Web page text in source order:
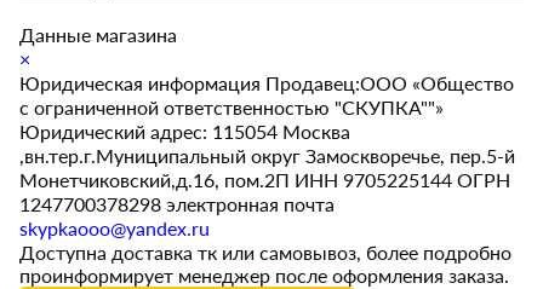
Данные магазина
×
Юридическая информация Продавец:ООО «Общество
с ограниченной ответственностью "СКУПКА""»
Юридический адрес: 115054 Москва
,вн.тер.г.Муниципальный округ Замоскворечье, пер.5-й
Монетчиковский,д.16, пом.2П ИНН 9705225144 ОГРН
1247700378298 электронная почта
skypkaooo@yandex.ru
Доступна доставка тк или самовывоз, более подробно
проинформирует менеджер после оформления заказа.